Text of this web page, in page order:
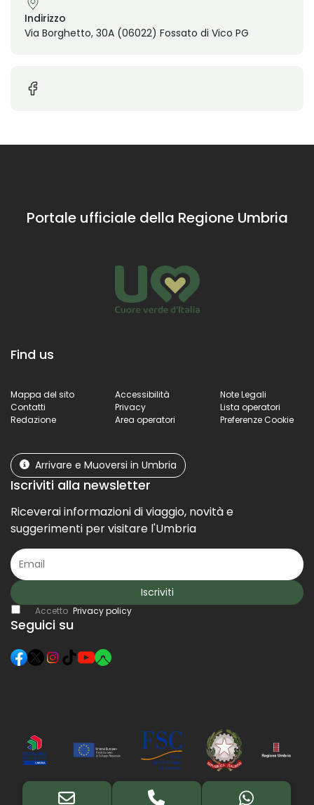
Indirizzo
Via Borghetto, 30A (06022) Fossato di Vico PG
Portale ufficiale della Regione Umbria
Find us
Mappa del sito Accessibilità
Note Legali
Contatti
Privacy
Lista operatori
Redazione
Area operatori Preferenze Cookie
Arrivare e Muoversi in Umbria
Iscriviti alla newsletter
Riceverai informazioni di viaggio, novità e
suggerimenti per visitare l'Umbria
Iscriviti
Accetto Privacy policy
Seguici su